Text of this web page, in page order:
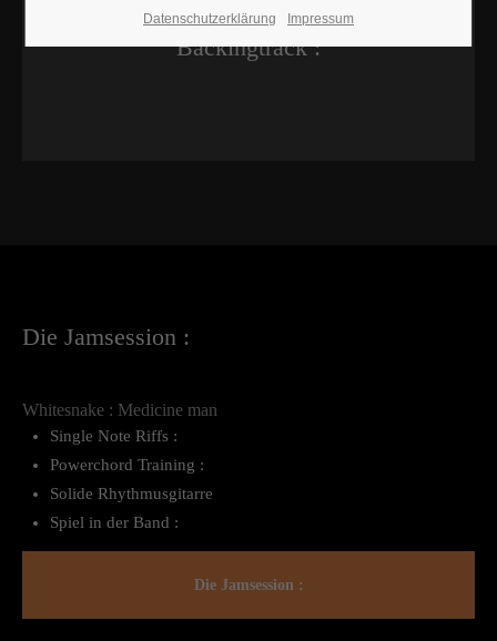
Backingtrack :
Die Jamsession :
Whitesnake : Medicine man
Single Note Riffs :
Powerchord Training :
Solide Rhythmusgitarre
Spiel in der Band :
Die Jamsession :
Datenschutzerklärung Impressum